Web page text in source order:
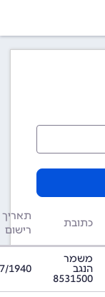
כתובת
תאריך
רישום
משמר
הנגב
8531500
1940